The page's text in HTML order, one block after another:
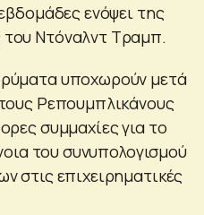
ενόψει της
Ντόναλντ Τραμπ.
υποχωρούν μετά
Ρεπουμπλικάνους
συμμαχίες για το
του συνυπολογισμού
στις επιχειρηματικές